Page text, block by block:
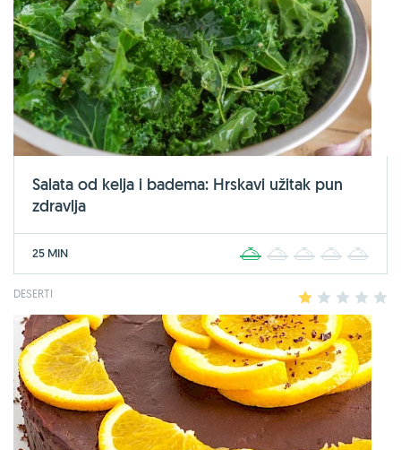
Salata od kelja i badema: Hrskavi užitak pun
zdravlja
25 MIN 2 3 4
DESERTI 2 3 4